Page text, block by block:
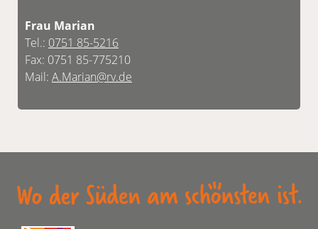
Frau Marian
Tel.: 0751 85-5216
Fax: 0751 85-775210
Mail: A.Marian@rv.de